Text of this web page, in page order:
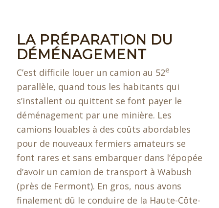
LA PRÉPARATION DU
DÉMÉNAGEMENT
C’est difficile louer un camion au 52e
parallèle, quand tous les habitants qui
s’installent ou quittent se font payer le
déménagement par une minière. Les
camions louables à des coûts abordables
pour de nouveaux fermiers amateurs se
font rares et sans embarquer dans l’épopée
d’avoir un camion de transport à Wabush
(près de Fermont). En gros, nous avons
finalement dû le conduire de la Haute-Côte-